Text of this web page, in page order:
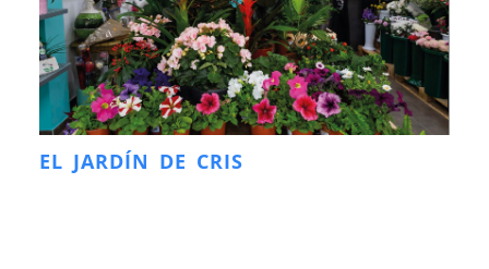
EL JARDÍN DE CRIS